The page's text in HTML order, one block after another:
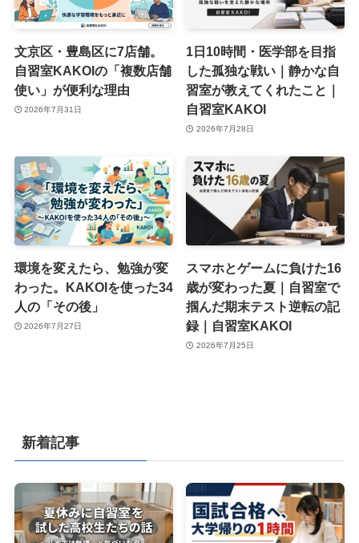
文京区・豊島区に7店舗。
自習室KAKOIの「複数店舗
使い」が便利な理由
2026年7月31日
1日10時間・医学部を目指
した孤独な戦い｜静かな自
習室が教えてくれたこと｜
自習室KAKOI
2026年7月28日
環境を変えたら、勉強が変
わった。KAKOIを使った34
人の「その後」
2026年7月27日
スマホとゲームに負けた16
歳が変わった夏｜自習室で
掴んだ期末テスト逆転の記
録｜自習室KAKOI
2026年7月25日
新着記事